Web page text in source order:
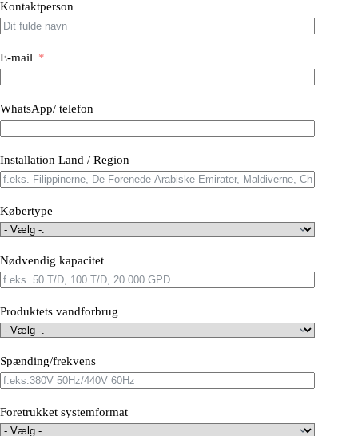
Kontaktperson
E-mail
WhatsApp/ telefon
Installation Land / Region
Købertype
Nødvendig kapacitet
Produktets vandforbrug
Spænding/frekvens
Foretrukket systemformat